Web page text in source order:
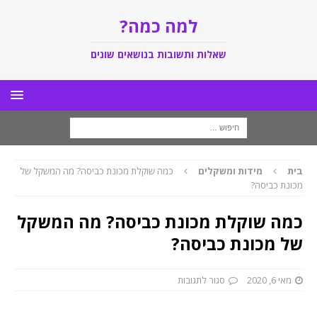
למה כמה?
שאלות ותשובות בנושאים שונים
בית מידות ומשקלים
כמה שוקלת מכונת כביסה? מה המשקל של
מכונת כביסה?
כמה שוקלת מכונת כביסה? מה המשקל
של מכונת כביסה?
מאי 6, 2020 סגור לתגובות